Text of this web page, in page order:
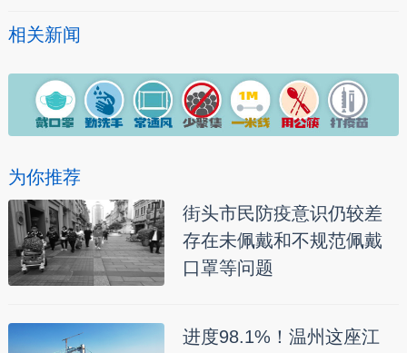
相关新闻
为你推荐
街头市民防疫意识仍较差
存在未佩戴和不规范佩戴
口罩等问题
进度98.1%！温州这座江